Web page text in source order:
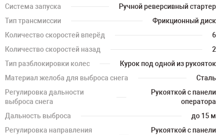
Система запуска
Ручной реверсивный стартер
Тип трансмиссии
Фрикционный диск
Количество скоростей вперёд
6
Количество скоростей назад
2
Тип разблокировки колес
Курок под одной из рукояток
Материал желоба для выброса снега
Сталь
Регулировка дальности
выброса снега
Рукояткой с панели
оператора
Дальность выброса
до 15 м
Регулировка направления
Рукояткой с панели